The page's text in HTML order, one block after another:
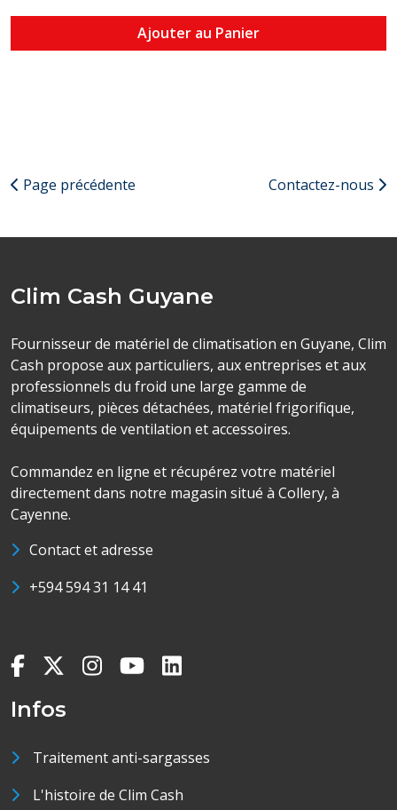
Ajouter au Panier
Page précédente Contactez-nous
Clim Cash Guyane
Fournisseur de matériel de climatisation en Guyane, Clim
Cash propose aux particuliers, aux entreprises et aux
professionnels du froid une large gamme de
climatiseurs, pièces détachées, matériel frigorifique,
équipements de ventilation et accessoires.
Commandez en ligne et récupérez votre matériel
directement dans notre magasin situé à Collery, à
Cayenne.
Contact et adresse
+594 594 31 14 41
Infos
Traitement anti-sargasses
L'histoire de Clim Cash